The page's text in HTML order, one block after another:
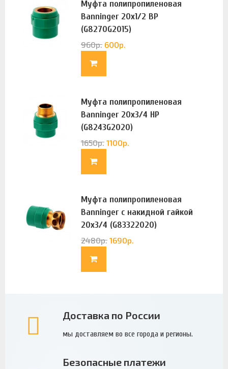
Муфта полипропиленовая
Banninger 20х1/2 ВР
(G8270G2015)
960р. 600р.
Муфта полипропиленовая
Banninger 20х3/4 НР
(G8243G2020)
1650р. 1100р.
Муфта полипропиленовая
Banninger с накидной гайкой
20х3/4 (G83322020)
2480р. 1690р.
Доставка по России
мы доставляем во все города и регионы.
Безопасные платежи